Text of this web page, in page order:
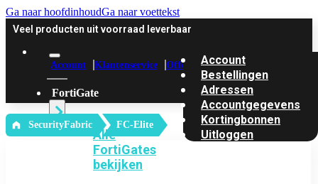
Ga naar hoofdinhoudGa naar voettekst
Veel producten uit voorraad leverbaar
Account Klantenservice Offerte
FortiGate
Alle
FortiGates
bekijken
Account
Bestellingen
Adressen
Accountgegevens
Kortingbonnen
Uitloggen
‎ SecurityFabric FC-Elite